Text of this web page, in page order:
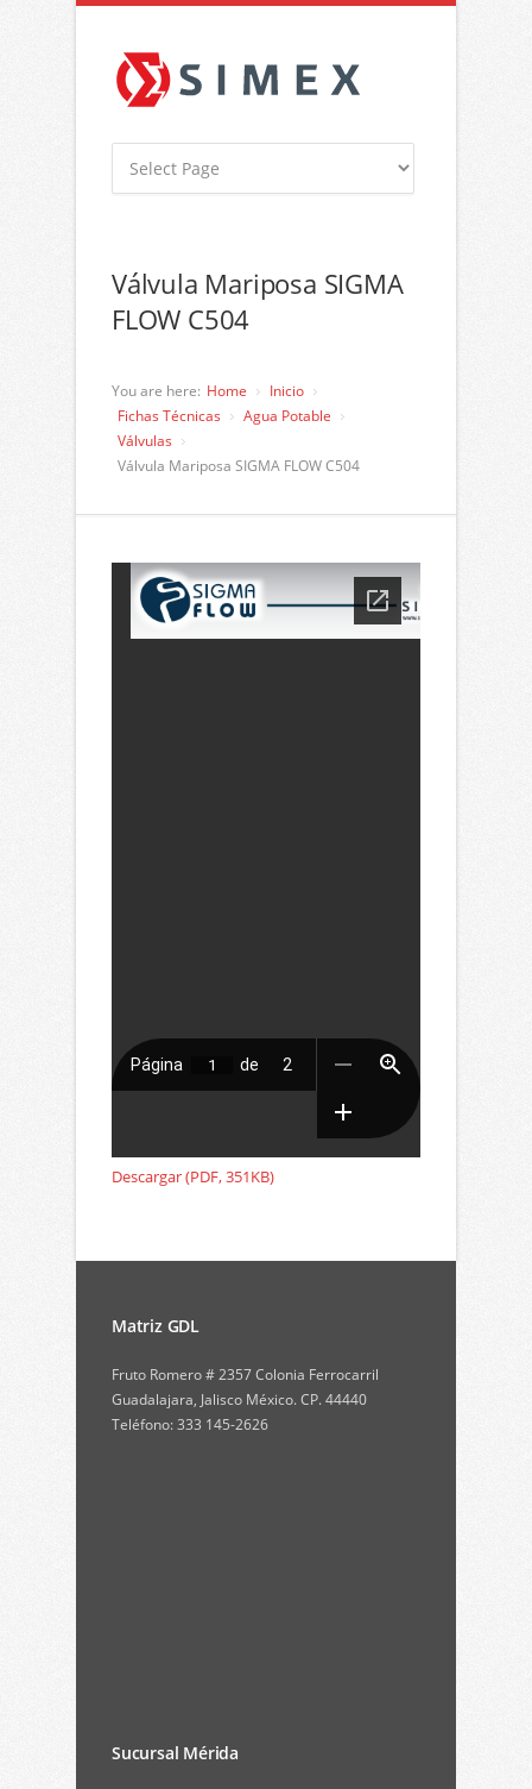
Válvula Mariposa SIGMA
FLOW C504
You are here: Home
Inicio
Fichas Técnicas
Agua Potable
Válvulas
Válvula Mariposa SIGMA FLOW C504
Descargar (PDF, 351KB)
Matriz GDL
Fruto Romero # 2357 Colonia Ferrocarril
Guadalajara, Jalisco México. CP. 44440
Teléfono: 333 145-2626
Sucursal Mérida